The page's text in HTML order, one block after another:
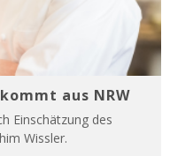
aus NRW
Einschätzung des
Wissler.